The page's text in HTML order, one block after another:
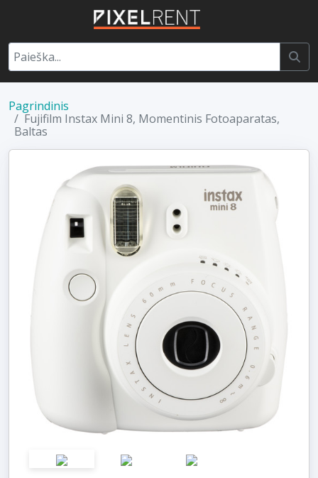
Pagrindinis
Fujifilm Instax Mini 8, Momentinis Fotoaparatas,
Baltas